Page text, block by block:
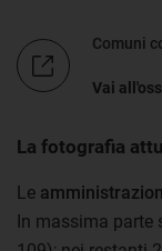
Comuni
Vai
La fotografia
Le
In massima